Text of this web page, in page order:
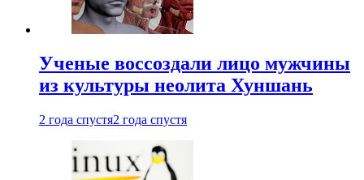
Ученые воссоздали лицо мужчины
из культуры неолита Хуншань
2 года спустя2 года спустя